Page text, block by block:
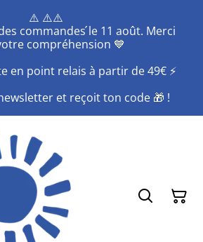
⚠️ ⚠️⚠️
commandes ́le 11 août. Merci
compréhension 💙
en point relais à partir de 49€ ⚡️
et reçoit ton code 🎁 !